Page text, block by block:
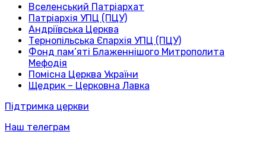
Вселенський Патріархат
Патріархія УПЦ (ПЦУ)
Андріївська Церква
Тернопільська Єпархія УПЦ (ПЦУ)
Фонд пам’яті Блаженнішого Митрополита
Мефодія
Помісна Церква України
Щедрик – Церковна Лавка
Підтримка церкви
Наш телеграм